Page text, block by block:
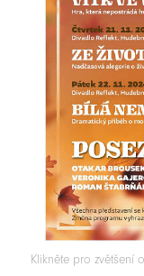
Klikněte pro zvětšení